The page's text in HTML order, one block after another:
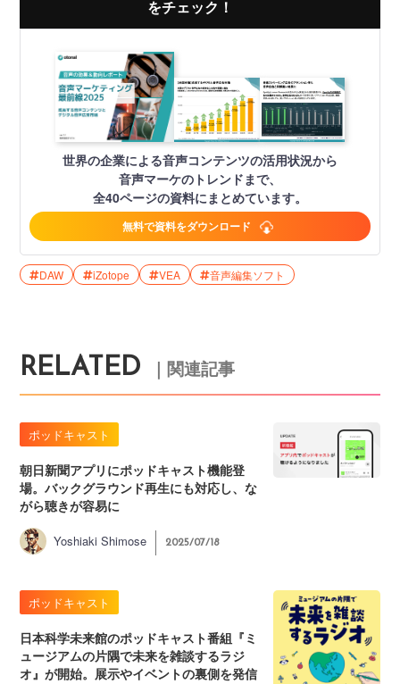
をチェック！
世界の企業による音声コンテンツの活用状況から
音声マーケのトレンドまで、
全40ページの資料にまとめています。
無料で資料をダウンロード
DAW iZotope VEA 音声編集ソフト
RELATED ｜関連記事
ポッドキャスト
朝日新聞アプリにポッドキャスト機能登
場。バックグラウンド再生にも対応し、な
がら聴きが容易に
Yoshiaki Shimose 2025/07/18
ポッドキャスト
日本科学未来館のポッドキャスト番組『ミ
ュージアムの片隅で未来を雑談するラジ
オ』が開始。展示やイベントの裏側を発信